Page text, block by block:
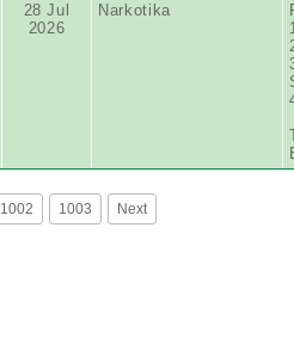
28 Jul
2026
Narkotika
1002 1003 Next